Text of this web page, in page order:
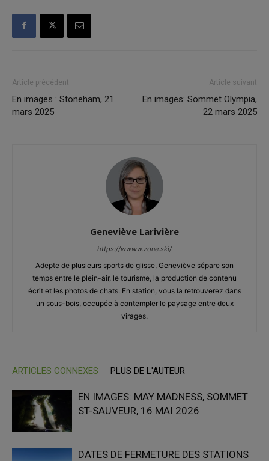
Article précédent
En images : Stoneham, 21
mars 2025
Article suivant
En images: Sommet Olympia,
22 mars 2025
Geneviève Larivière
https://wwww.zone.ski/
Adepte de plusieurs sports de glisse, Geneviève sépare son
temps entre le plein-air, le tourisme, la production de contenu
écrit et les photos de chats. En station, vous la retrouverez dans
un sous-bois, occupée à contempler le paysage entre deux
virages.
ARTICLES CONNEXES PLUS DE L'AUTEUR
EN IMAGES: MAY MADNESS, SOMMET
ST-SAUVEUR, 16 MAI 2026
DATES DE FERMETURE DES STATIONS